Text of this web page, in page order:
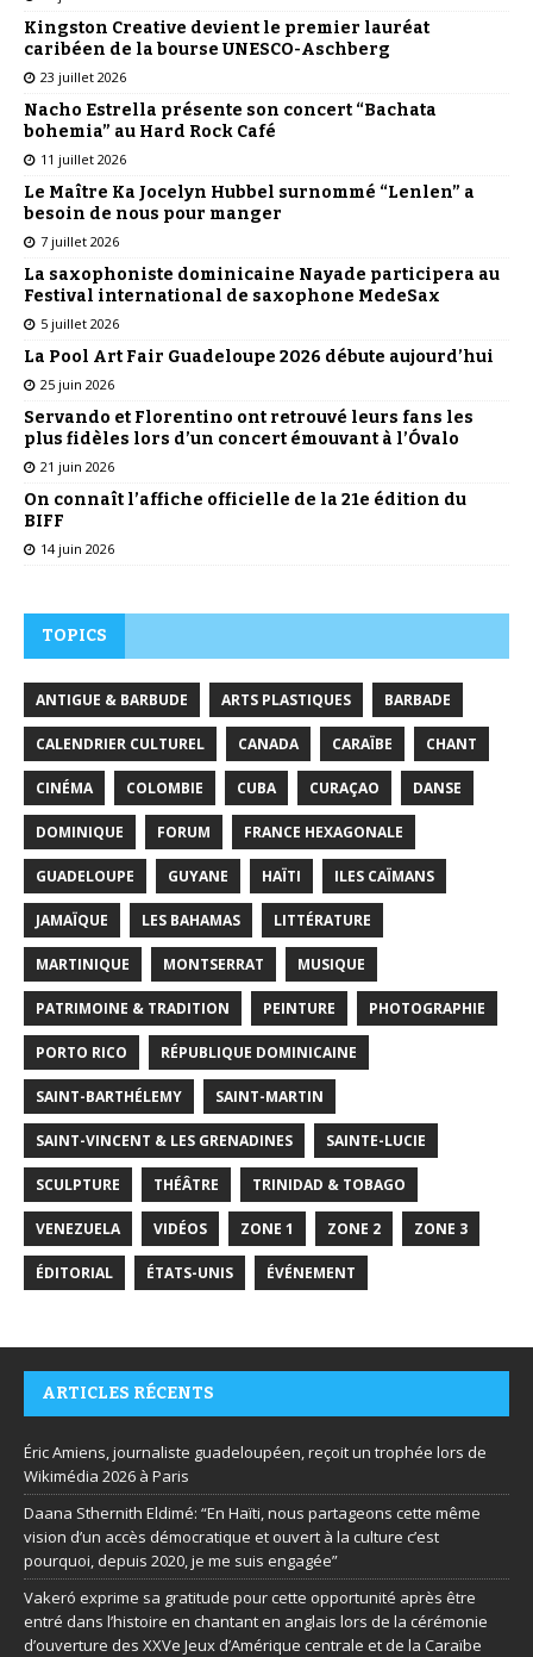
Kingston Creative devient le premier lauréat
caribéen de la bourse UNESCO-Aschberg
23 juillet 2026
Nacho Estrella présente son concert “Bachata
bohemia” au Hard Rock Café
11 juillet 2026
Le Maître Ka Jocelyn Hubbel surnommé “Lenlen” a
besoin de nous pour manger
7 juillet 2026
La saxophoniste dominicaine Nayade participera au
Festival international de saxophone MedeSax
5 juillet 2026
La Pool Art Fair Guadeloupe 2026 débute aujourd’hui
25 juin 2026
Servando et Florentino ont retrouvé leurs fans les
plus fidèles lors d’un concert émouvant à l’Óvalo
21 juin 2026
On connaît l’affiche officielle de la 21e édition du
BIFF
14 juin 2026
TOPICS
ANTIGUE & BARBUDE ARTS PLASTIQUES BARBADE
CALENDRIER CULTUREL CANADA CARAÏBE CHANT
CINÉMA COLOMBIE CUBA CURAÇAO DANSE
DOMINIQUE FORUM FRANCE HEXAGONALE
GUADELOUPE GUYANE HAÏTI ILES CAÏMANS
JAMAÏQUE LES BAHAMAS LITTÉRATURE
MARTINIQUE MONTSERRAT MUSIQUE
PATRIMOINE & TRADITION PEINTURE PHOTOGRAPHIE
PORTO RICO RÉPUBLIQUE DOMINICAINE
SAINT-BARTHÉLEMY SAINT-MARTIN
SAINT-VINCENT & LES GRENADINES SAINTE-LUCIE
SCULPTURE THÉÂTRE TRINIDAD & TOBAGO
VENEZUELA VIDÉOS ZONE 1 ZONE 2 ZONE 3
ÉDITORIAL ÉTATS-UNIS ÉVÉNEMENT
ARTICLES RÉCENTS
Éric Amiens, journaliste guadeloupéen, reçoit un trophée lors de
Wikimédia 2026 à Paris
Daana Sthernith Eldimé: “En Haïti, nous partageons cette même
vision d’un accès démocratique et ouvert à la culture c’est
pourquoi, depuis 2020, je me suis engagée”
Vakeró exprime sa gratitude pour cette opportunité après être
entré dans l’histoire en chantant en anglais lors de la cérémonie
d’ouverture des XXVe Jeux d’Amérique centrale et de la Caraïbe